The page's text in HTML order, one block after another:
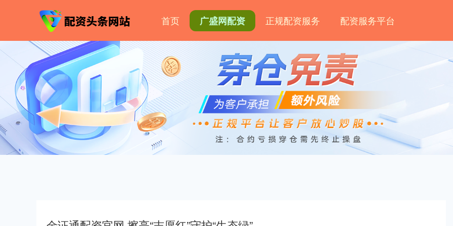
首页 广盛网配资 正规配资服务 配资服务平台